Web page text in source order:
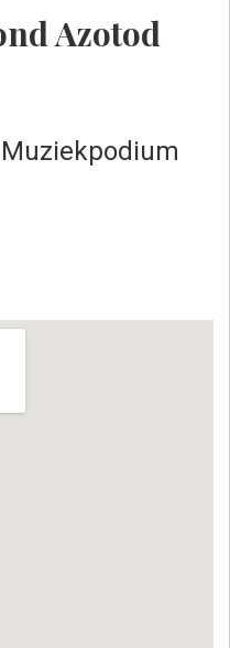
Azotod
Muziekpodium